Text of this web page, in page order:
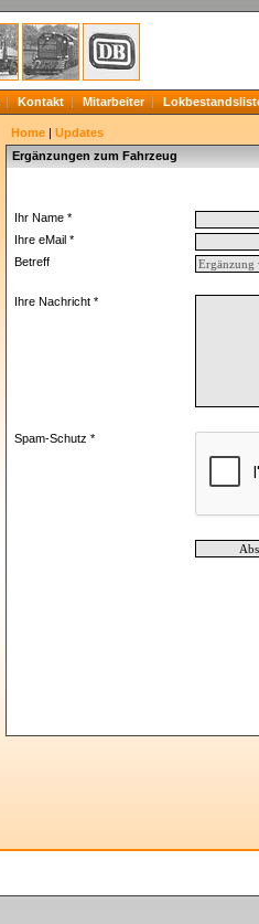
Kontakt Mitarbeiter
Home | Updates
Ergänzungen zum Fahrzeug
Ihr Name *
Ihre eMail *
Betreff
Ihre Nachricht *
Spam-Schutz *